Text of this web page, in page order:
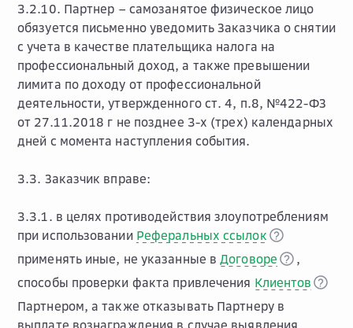
3.2.10. Партнер – самозанятое физическое лицо
обязуется письменно уведомить Заказчика о снятии
с учета в качестве плательщика налога на
профессиональный доход, а также превышении
лимита по доходу от профессиональной
деятельности, утвержденного ст. 4, п.8, №422-ФЗ
от 27.11.2018 г не позднее 3-х (трех) календарных
дней с момента наступления события.
3.3. Заказчик вправе:
3.3.1. в целях противодействия злоупотреблениям
при использовании Реферальных ссылок
применять иные, не указанные вДоговоре
,
способы проверки факта привлечения Клиентов
Партнером, а также отказывать Партнеру в
выплате вознаграждения в случае выявления